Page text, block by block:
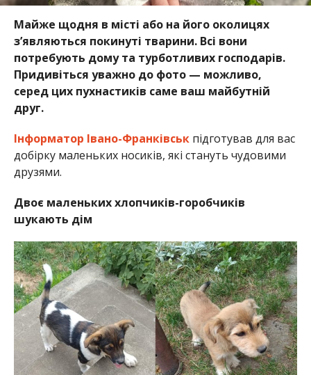
Майже щодня в місті або на його околицях
з’являються покинуті тварини. Всі вони
потребують дому та турботливих господарів.
Придивіться уважно до фото — можливо,
серед цих пухнастиків саме ваш майбутній
друг.
Інформатор Івано-Франківськпідготував для вас
добірку маленьких носиків, які стануть чудовими
друзями.
Двоє маленьких хлопчиків-горобчиків
шукають дім